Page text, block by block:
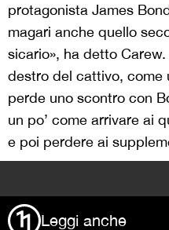
protagonista James
magari anche quello
sicario», ha detto
destro del cattivo, come
perde uno scontro con
un po’ come arrivare ai
e poi perdere ai
Leggi anche